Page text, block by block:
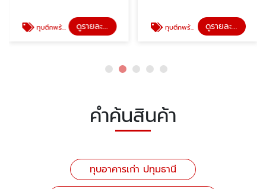
ทุบตึกพร้อมเคลียร์พื้นที่ ปทุมธานี ดูรายละเอียด ทุบตึกพร้อมขนย้ายเศษวัสดุ ปทุมธานี ดูรายละเอียด
คำค้นสินค้า
ทุบอาคารเก่า ปทุมธานี